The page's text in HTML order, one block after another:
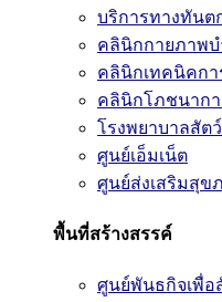
บริการทางทันต
คลินิกกายภาพ
คลินิกเทคนิคก
คลินิกโภชนาก
โรงพยาบาลสัต
ศูนย์เอ็มเน็ต
ศูนย์ส่งเสริมสุข
พื้นที่สร้างสรรค์
ศูนย์พันธกิจเพื่อ